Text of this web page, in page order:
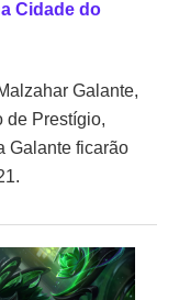
Cidade do
Galante,
de Prestígio,
Galante ficarão